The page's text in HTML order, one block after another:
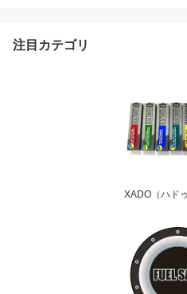
注目カテゴリ
XADO（ハドゥ